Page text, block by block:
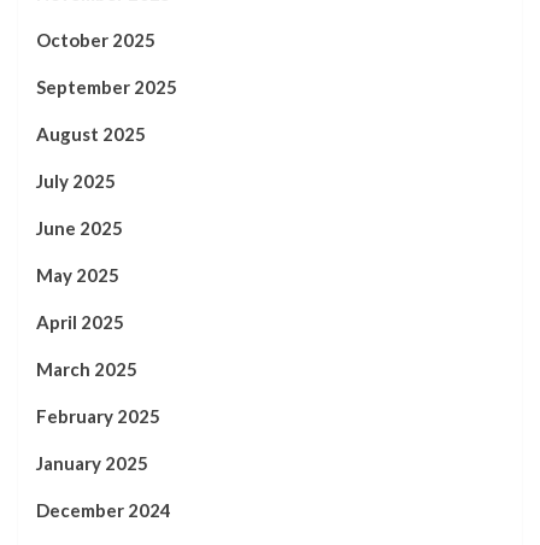
October 2025
September 2025
August 2025
July 2025
June 2025
May 2025
April 2025
March 2025
February 2025
January 2025
December 2024